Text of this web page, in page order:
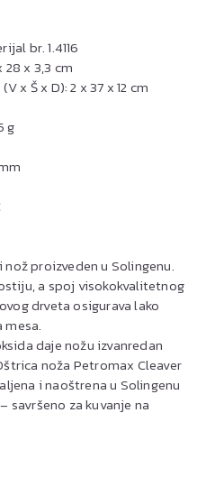
br. 1.4116
28 x 3,3 cm
x Š x D): 2 x 37 x 12 cm
g
proizveden u Solingenu.
a spoj visokokvalitetnog
drveta osigurava lako
mesa.
daje nožu izvanredan
noža Petromax Cleaver
i naoštrena u Solingenu
savršeno za kuvanje na